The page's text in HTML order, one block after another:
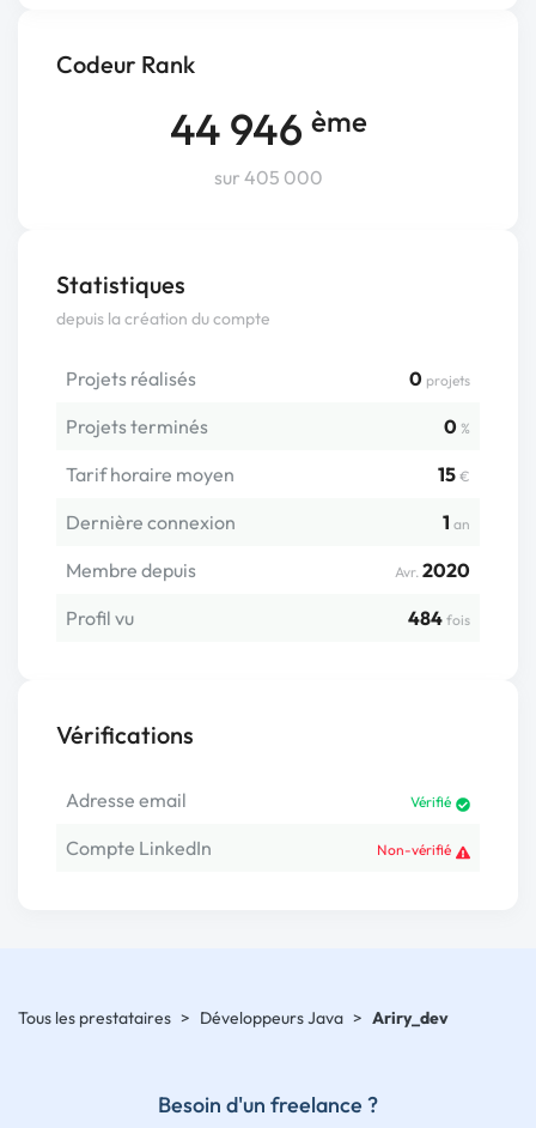
Codeur Rank
44 946 ème
sur 405 000
Statistiques
depuis la création du compte
Projets réalisés 0 projets
Projets terminés 0 %
Tarif horaire moyen 15 €
Dernière connexion 1 an
Membre depuis Avr. 2020
Profil vu
484 fois
Vérifications
Adresse email Vérifié
Compte LinkedIn Non-vérifié
Tous les prestataires > Développeurs Java > Ariry_dev
Besoin d'un freelance ?